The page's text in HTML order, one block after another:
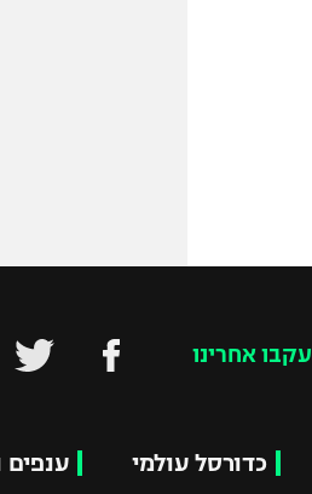
עקבו אחרינו
כדורסל עולמי ענפים